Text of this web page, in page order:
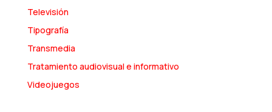
Televisión
Tipografía
Transmedia
Tratamiento audiovisual e informativo
Videojuegos